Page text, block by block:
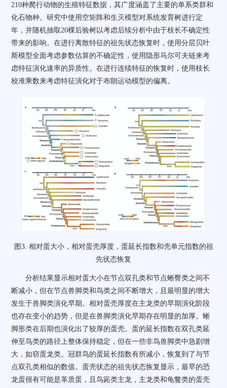
210种爬行动物的生殖特征数据，其广度涵盖了主要的单系类群和
化石物种。研究中使用空矩阵和生灭模型对系统发育树进行定
年，并随机抽取 20棵后验树以考虑后续分析中由于枝长不确定性
带来的影响。在进行离散特征的祖先状态恢复时，使用分层贝叶
斯模型全面考虑参数估算的不确定性，使用隐形马尔可夫链来考
虑特征演化速率的异质性。在进行连续特征的恢复时，使用枝长
校准乘数来考虑特征演化对于布朗运动模型的偏离。
图 3. 相对蛋大小，相对蛋壳厚度，蛋延长指数和壳单元指数的祖
先状态恢复
分析结果显示相对蛋大小在节点双孔类和节点蜥臀类之间不
断减小，但在节点兽脚类和鸟类之间不断增大，且最明显的增大
发生于兽脚类演化早期。相对蛋壳厚度在主龙类的早期演化阶段
也存在变小的趋势，但是在兽脚类演化早期存在明显的加厚。蜥
脚形类在后期也演化出了较厚的蛋壳。蛋的延长指数在双孔类延
伸至鸟类的路径上整体保持稳定，但在一些非鸟兽脚类中急剧增
大，如窃蛋龙类。冠群鸟的蛋延长指数有所减小，恢复到了与节
点双孔类相似的数值。蛋壳状态的祖先状态恢复显示，最早的恐
龙蛋很有可能是革质蛋，且鸟跖类主龙，主龙类和龟鳖类的蛋壳